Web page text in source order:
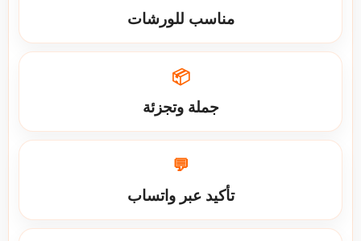
مناسب للورشات
📦
جملة وتجزئة
💬
تأكيد عبر واتساب